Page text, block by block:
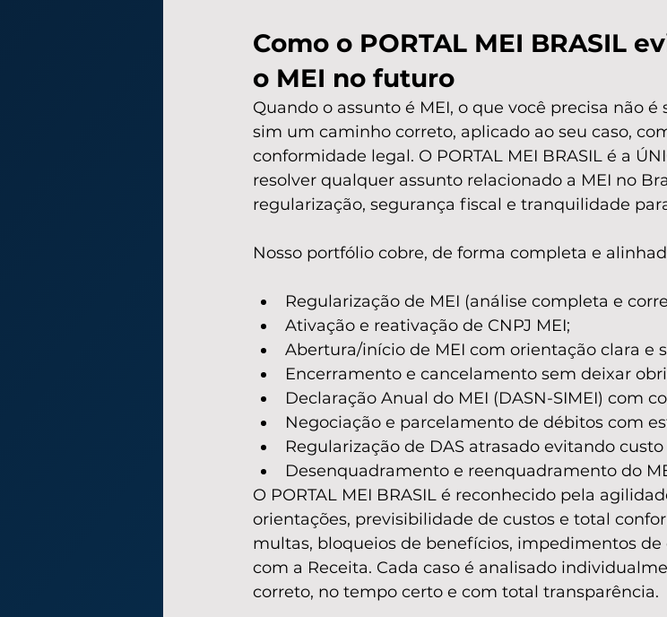
Como o PORTAL MEI BRASIL
o MEI no futuro
Quando o assunto é MEI, o que você precisa não é
sim um caminho correto, aplicado ao seu caso,
conformidade legal. O PORTAL MEI BRASIL é a
resolver qualquer assunto relacionado a MEI no
regularização, segurança fiscal e tranquilidade
Nosso portfólio cobre, de forma completa e
Regularização de MEI (análise completa e
Ativação e reativação de CNPJ MEI;
Abertura/início de MEI com orientação clara e
Encerramento e cancelamento sem deixar
Declaração Anual do MEI (DASN-SIMEI) com
Negociação e parcelamento de débitos com
Regularização de DAS atrasado evitando
Desenquadramento e reenquadramento do
O PORTAL MEI BRASIL é reconhecido pela
orientações, previsibilidade de custos e total
multas, bloqueios de benefícios, impedimentos
com a Receita. Cada caso é analisado
correto, no tempo certo e com total transparência.